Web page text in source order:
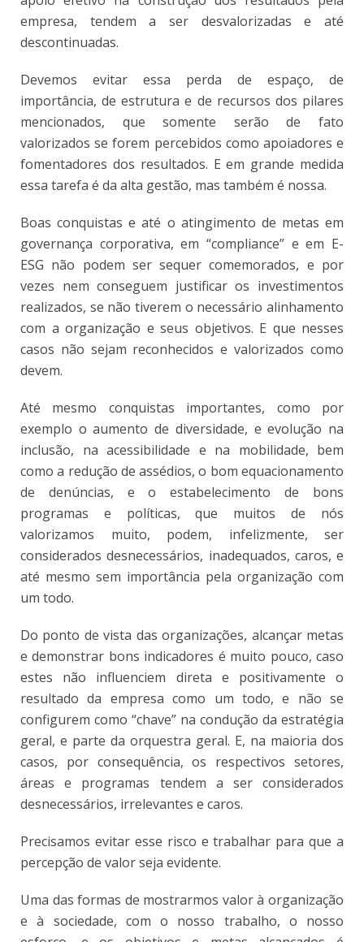
empresa, tendem a ser desvalorizadas e até
descontinuadas.
Devemos evitar essa perda de espaço, de
importância, de estrutura e de recursos dos pilares
mencionados, que somente serão de fato
valorizados se forem percebidos como apoiadores e
fomentadores dos resultados. E em grande medida
essa tarefa é da alta gestão, mas também é nossa.
Boas conquistas e até o atingimento de metas em
governança corporativa, em “compliance” e em E-
ESG não podem ser sequer comemorados, e por
vezes nem conseguem justificar os investimentos
realizados, se não tiverem o necessário alinhamento
com a organização e seus objetivos. E que nesses
casos não sejam reconhecidos e valorizados como
devem.
Até mesmo conquistas importantes, como por
exemplo o aumento de diversidade, e evolução na
inclusão, na acessibilidade e na mobilidade, bem
como a redução de assédios, o bom equacionamento
de denúncias, e o estabelecimento de bons
programas e políticas, que muitos de nós
valorizamos muito, podem, infelizmente, ser
considerados desnecessários, inadequados, caros, e
até mesmo sem importância pela organização com
um todo.
Do ponto de vista das organizações, alcançar metas
e demonstrar bons indicadores é muito pouco, caso
estes não influenciem direta e positivamente o
resultado da empresa como um todo, e não se
configurem como “chave” na condução da estratégia
geral, e parte da orquestra geral. E, na maioria dos
casos, por consequência, os respectivos setores,
áreas e programas tendem a ser considerados
desnecessários, irrelevantes e caros.
Precisamos evitar esse risco e trabalhar para que a
percepção de valor seja evidente.
Uma das formas de mostrarmos valor à organização
e à sociedade, com o nosso trabalho, o nosso